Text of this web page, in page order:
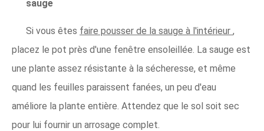
sauge
Si vous êtes faire pousser de la sauge à l'intérieur ,
placez le pot près d'une fenêtre ensoleillée. La sauge est
une plante assez résistante à la sécheresse, et même
quand les feuilles paraissent fanées, un peu d'eau
améliore la plante entière. Attendez que le sol soit sec
pour lui fournir un arrosage complet.